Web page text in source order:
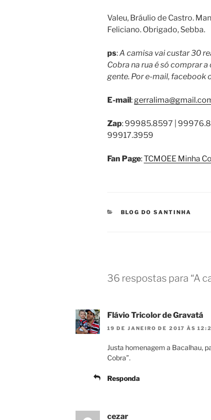
Valeu, Bráulio de Castro.
Feliciano. Obrigado, Sebba.
ps:A camisa vai custar 30
Cobra na rua é só comprar
gente. Por e-mail, facebook
E-mail:
Zap: 99985.8597 |
99917.3959
Fan Page:TCMOEE Minha
CATEGORIAS
BLOG DO SANTINHA
36 respostas para “A
Flávio Tricolor de Gravatá
19 DE JANEIRO DE 2017 ÀS
Justa homenagem a Bacalhau,
Cobra”.
Responda
cezar